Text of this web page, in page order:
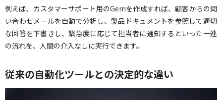
例えば、カスタマーサポート用のGemを作成すれば、顧客からの問
い合わせメールを自動で分析し、製品ドキュメントを参照して適切
な回答を下書きし、緊急度に応じて担当者に通知するといった一連
の流れを、人間の介入なしに実行できます。
従来の自動化ツールとの決定的な違い